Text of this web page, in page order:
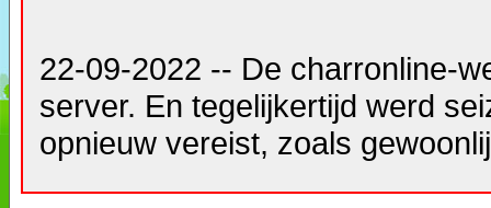
22-09-2022 -- De charronline-
server. En tegelijkertijd werd
opnieuw vereist, zoals